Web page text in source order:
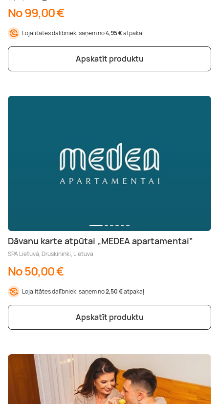
No 99,00 €
Lojalitātes dalībnieki saņem no4,95 €atpakaļ
Apskatīt produktu
Dāvanu karte atpūtai „MEDEA apartamentai”
SPA Lietuvā, Druskininki, Lietuva
No 50,00 €
Lojalitātes dalībnieki saņem no2,50 €atpakaļ
Apskatīt produktu